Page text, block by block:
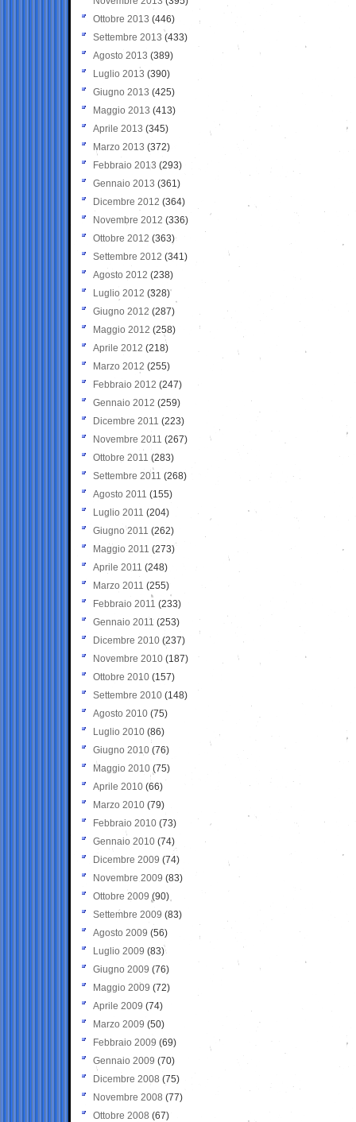
Ottobre 2013 (446)
Settembre 2013 (433)
Agosto 2013 (389)
Luglio 2013 (390)
Giugno 2013 (425)
Maggio 2013 (413)
Aprile 2013 (345)
Marzo 2013 (372)
Febbraio 2013 (293)
Gennaio 2013 (361)
Dicembre 2012 (364)
Novembre 2012 (336)
Ottobre 2012 (363)
Settembre 2012 (341)
Agosto 2012 (238)
Luglio 2012 (328)
Giugno 2012 (287)
Maggio 2012 (258)
Aprile 2012 (218)
Marzo 2012 (255)
Febbraio 2012 (247)
Gennaio 2012 (259)
Dicembre 2011 (223)
Novembre 2011 (267)
Ottobre 2011 (283)
Settembre 2011 (268)
Agosto 2011 (155)
Luglio 2011 (204)
Giugno 2011 (262)
Maggio 2011 (273)
Aprile 2011 (248)
Marzo 2011 (255)
Febbraio 2011 (233)
Gennaio 2011 (253)
Dicembre 2010 (237)
Novembre 2010 (187)
Ottobre 2010 (157)
Settembre 2010 (148)
Agosto 2010 (75)
Luglio 2010 (86)
Giugno 2010 (76)
Maggio 2010 (75)
Aprile 2010 (66)
Marzo 2010 (79)
Febbraio 2010 (73)
Gennaio 2010 (74)
Dicembre 2009 (74)
Novembre 2009 (83)
Ottobre 2009 (90)
Settembre 2009 (83)
Agosto 2009 (56)
Luglio 2009 (83)
Giugno 2009 (76)
Maggio 2009 (72)
Aprile 2009 (74)
Marzo 2009 (50)
Febbraio 2009 (69)
Gennaio 2009 (70)
Dicembre 2008 (75)
Novembre 2008 (77)
Ottobre 2008 (67)